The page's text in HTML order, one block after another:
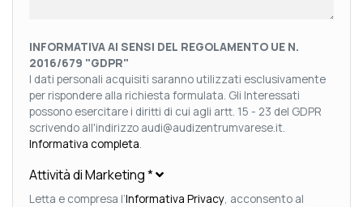
INFORMATIVA AI SENSI DEL REGOLAMENTO UE N.
2016/679 "GDPR"
I dati personali acquisiti saranno utilizzati esclusivamente
per rispondere alla richiesta formulata. Gli Interessati
possono esercitare i diritti di cui agli artt. 15 - 23 del GDPR
scrivendo all'indirizzo audi@audizentrumvarese.it.
Informativa completa.
Attività di Marketing*
Letta e compresa l’Informativa Privacy, acconsento al